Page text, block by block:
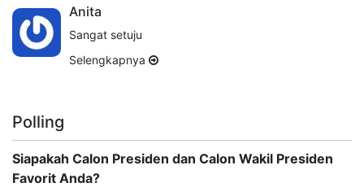
Anita
Sangat setuju
Selengkapnya
Polling
Siapakah Calon Presiden dan Calon Wakil Presiden
Favorit Anda?